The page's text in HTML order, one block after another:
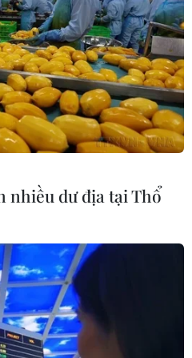
Jones tăng 14,7%, S&P
cộng 19,3%. Nhà
năng Phố Wall sẽ điều
nhiều dư địa tại Thổ